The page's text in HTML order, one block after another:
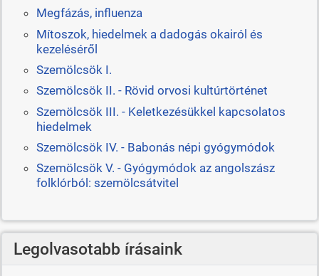
Megfázás, influenza
Mítoszok, hiedelmek a dadogás okairól és
kezeléséről
Szemölcsök I.
Szemölcsök II. - Rövid orvosi kultúrtörténet
Szemölcsök III. - Keletkezésükkel kapcsolatos
hiedelmek
Szemölcsök IV. - Babonás népi gyógymódok
Szemölcsök V. - Gyógymódok az angolszász
folklórból: szemölcsátvitel
Legolvasotabb írásaink